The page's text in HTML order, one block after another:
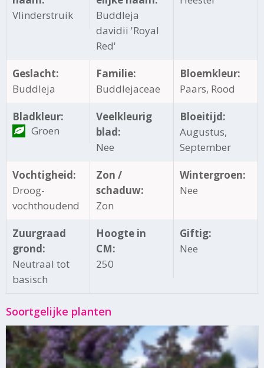
Vlinderstruik
Buddleja
davidii 'Royal
Red'
Geslacht:
Buddleja
Familie:
Buddlejaceae
Bloemkleur:
Paars, Rood
Bladkleur:
Groen
Veelkleurig
blad:
Nee
Bloeitijd:
Augustus,
September
Vochtigheid:
Droog-
vochthoudend
Zon /
schaduw:
Zon
Wintergroen:
Nee
Zuurgraad
grond:
Neutraal tot
basisch
Hoogte in
CM:
250
Giftig:
Nee
Soortgelijke planten